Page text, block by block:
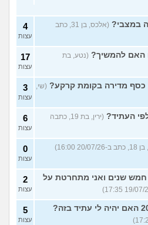
במצבי?
(אלכס, בן 31, כתב
4
עצות
האם להמשיך? (נטע, בת
17
עצות
כסף מדירה בקומת קרקע? (שי,
3
עצות
העתיד?
(ירין, בת 19, כתבה
6
עצות
26 16:00)
0
עצות
חמש שנים ואני מתחרטת על
2
עצות
5
עצות